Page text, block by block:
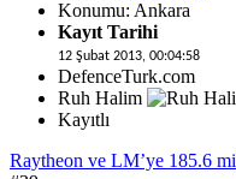
Konumu: Ankara
Kayıt Tarihi
12 Şubat 2013, 00:04:58
DefenceTurk.com
Ruh Halim
Kayıtlı
Raytheon ve LM’ye 185.6